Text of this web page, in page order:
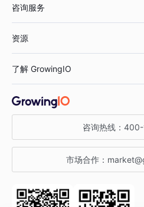
鞋服行业
汽车行业
金融行业
智能运营
获客分析
咨询服务
资源
增长公开课
增长博客
开发者文档
了解 GrowingIO
关于 GrowingIO
增长大会
行业活动
咨询热线：
市场合作：